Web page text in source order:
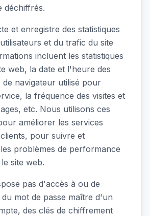
déchiffrés.
et enregistre des statistiques
et du trafic du site
incluent les statistiques
web, la date et l'heure des
de navigateur utilisé pour
la fréquence des visites et
etc. Nous utilisons ces
améliorer les services
pour suivre et
problèmes de performance
site web.
pas d'accès à ou de
mot de passe maître d'un
des clés de chiffrement